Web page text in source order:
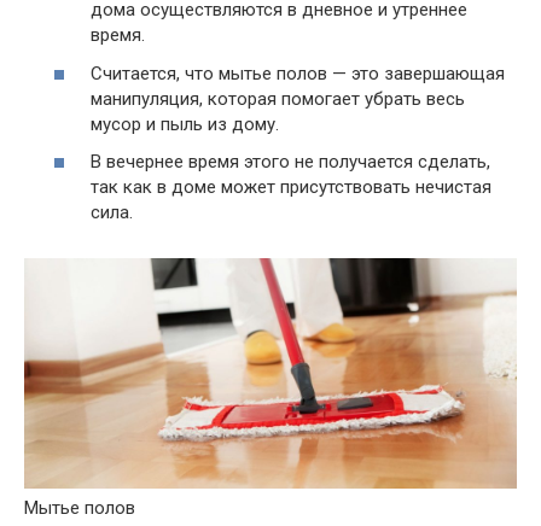
дома осуществляются в дневное и утреннее
время.
Считается, что мытье полов — это завершающая
манипуляция, которая помогает убрать весь
мусор и пыль из дому.
В вечернее время этого не получается сделать,
так как в доме может присутствовать нечистая
сила.
Мытье полов